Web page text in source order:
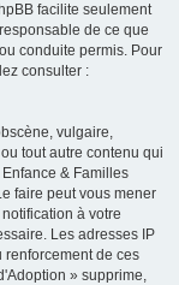
facilite seulement
de ce que
conduite permis. Pour
consulter :
vulgaire,
tout autre contenu qui
& Familles
faire peut vous mener
à votre
Les adresses IP
renforcement de ces
» supprime,